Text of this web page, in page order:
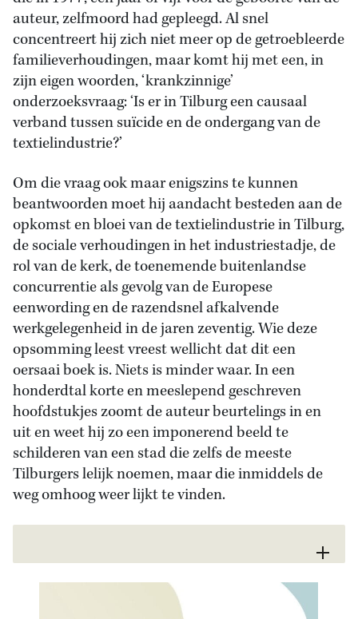
auteur, zelfmoord had gepleegd. Al snel
concentreert hij zich niet meer op de getroebleerde
familieverhoudingen, maar komt hij met een, in
zijn eigen woorden, ‘krankzinnige’
onderzoeksvraag: ‘Is er in Tilburg een causaal
verband tussen suïcide en de ondergang van de
textielindustrie?’
Om die vraag ook maar enigszins te kunnen
beantwoorden moet hij aandacht besteden aan de
opkomst en bloei van de textielindustrie in Tilburg,
de sociale verhoudingen in het industriestadje, de
rol van de kerk, de toenemende buitenlandse
concurrentie als gevolg van de Europese
eenwording en de razendsnel afkalvende
werkgelegenheid in de jaren zeventig. Wie deze
opsomming leest vreest wellicht dat dit een
oersaai boek is. Niets is minder waar. In een
honderdtal korte en meeslepend geschreven
hoofdstukjes zoomt de auteur beurtelings in en
uit en weet hij zo een imponerend beeld te
schilderen van een stad die zelfs de meeste
Tilburgers lelijk noemen, maar die inmiddels de
weg omhoog weer lijkt te vinden.